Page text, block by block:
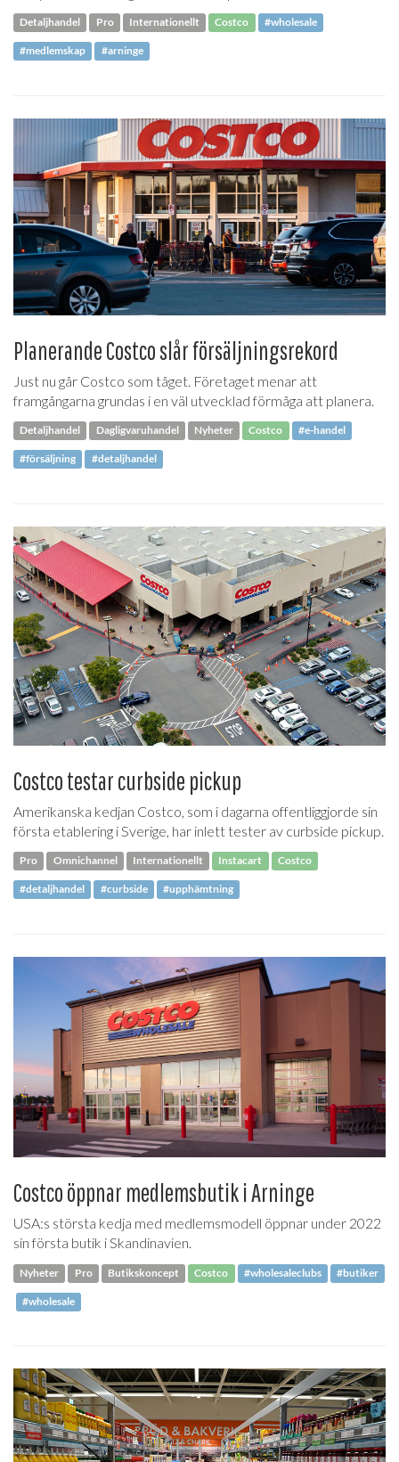
Detaljhandel Pro Internationellt Costco #wholesale
#medlemskap #arninge
Planerande Costco slår försäljningsrekord
Just nu går Costco som tåget. Företaget menar att
framgångarna grundas i en väl utvecklad förmåga att planera.
Detaljhandel Dagligvaruhandel Nyheter Costco #e-handel
#försäljning #detaljhandel
Costco testar curbside pickup
Amerikanska kedjan Costco, som i dagarna offentliggjorde sin
första etablering i Sverige, har inlett tester av curbside pickup.
Pro Omnichannel Internationellt Instacart Costco
#detaljhandel #curbside #upphämtning
Costco öppnar medlemsbutik i Arninge
USA:s största kedja med medlemsmodell öppnar under 2022
sin första butik i Skandinavien.
Nyheter Pro Butikskoncept Costco #wholesaleclubs #butiker
#wholesale